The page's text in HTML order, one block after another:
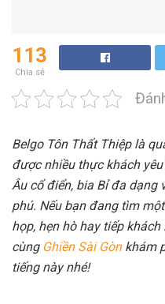
113
Chia sẻ
Belgo Tôn Thất Thiệp là
được nhiều thực khách
Âu cổ điển, bia Bỉ đa dạng
phú. Nếu bạn đang tìm
họp, hẹn hò hay tiếp
cùng Ghiền Sài Gònkhám
tiếng này nhé!